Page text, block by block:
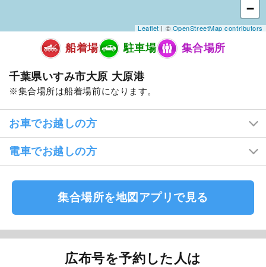
−
Leaflet| ©OpenStreetMap contributors
船着場 駐車場 集合場所
千葉県いすみ市大原 大原港
集合場所は船着場前になります。
お車でお越しの方
電車でお越しの方
集合場所を地図アプリで見る
広布号を予約した人は